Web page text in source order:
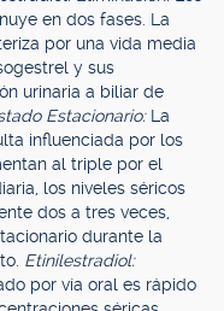
en dos fases. La
por una vida media
y sus
urinaria a biliar de
Estacionario: La
influenciada por los
al triple por el
los niveles séricos
dos a tres veces,
durante la
Etinilestradiol:
por vía oral es rápido